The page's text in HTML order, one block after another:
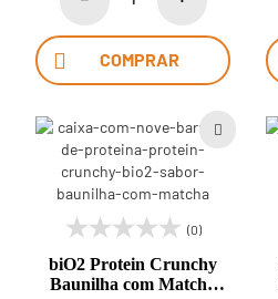
COMPRAR
(0)
biO2 Protein Crunchy
Baunilha com Matchá